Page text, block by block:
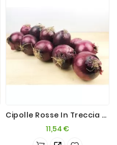
Cipolle Rosse In Treccia X2,5kg
11,54 €Prezzo